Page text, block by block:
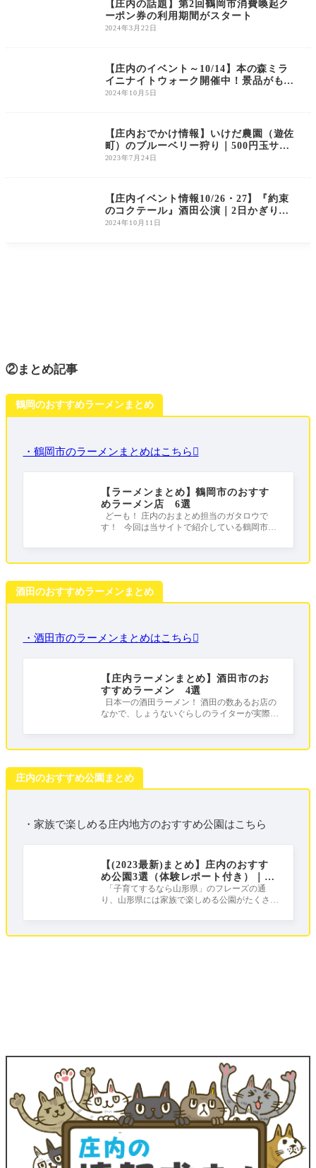
【庄内の話題】第2回鶴岡市消費喚起ク
ーポン券の利用期間がスタート
2024年3月22日
【庄内のイベント～10/14】本の森ミラ
イニナイトウォーク開催中！景品がもら
える抽選会も！
2024年10月5日
【庄内おでかけ情報】いけだ農園（遊佐
町）のブルーベリー狩り｜500円玉サイ
ズ!?特大ブルーベリーの食べ放題ができ
2023年7月24日
【庄内イベント情報10/26・27】『約束
のコクテール』酒田公演｜2日かぎりの
プレミアムな演劇
2024年10月11日
②まとめ記事
鶴岡のおすすめラーメンまとめ
・鶴岡市のラーメンまとめはこちら
【ラーメンまとめ】鶴岡市のおすす
めラーメン店 6選
どーも！ 庄内のおまとめ担当のガタロウで
す！ 今回は当サイトで紹介している鶴岡市の
酒田のおすすめラーメンまとめ
・酒田市のラーメンまとめはこちら
【庄内ラーメンまとめ】酒田市のお
すすめラーメン 4選
日本一の酒田ラーメン！ 酒田の数あるお店の
なかで、しょうないぐらしのライターが実際に
庄内のおすすめ公園まとめ
・家族で楽しめる庄内地方のおすすめ公園はこちら
【(2023最新)まとめ】庄内のおすす
め公園3選（体験レポート付き）｜庄
内は公園天国だ！！！
「子育てするなら山形県」のフレーズの通
り、山形県には家族で楽しめる公園がたくさん